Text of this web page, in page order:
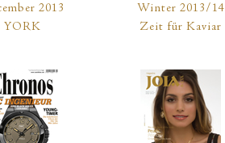
2013
YORK
Winter 2013/14
Zeit für Kaviar